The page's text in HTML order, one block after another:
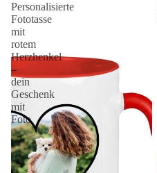
Personalisierte
Fototasse
mit
rotem
Herzhenkel
–
dein
Geschenk
mit
Foto